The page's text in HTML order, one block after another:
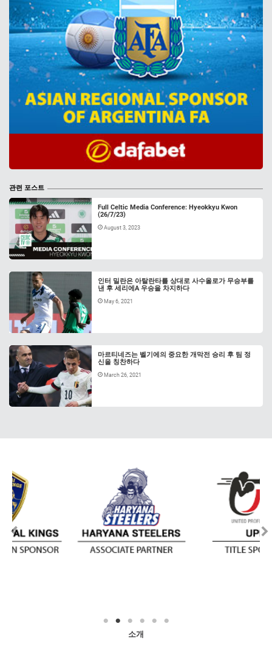
관련 포스트
Full Celtic Media Conference: Hyeokkyu Kwon
(26/7/23)
August 3, 2023
인터 밀란은 아탈란타를 상대로 사수올로가 무승부를
낸 후 세리에A 우승을 차지하다
May 6, 2021
마르티네즈는 벨기에의 중요한 개막전 승리 후 팀 정
신을 칭찬하다
March 26, 2021
소개